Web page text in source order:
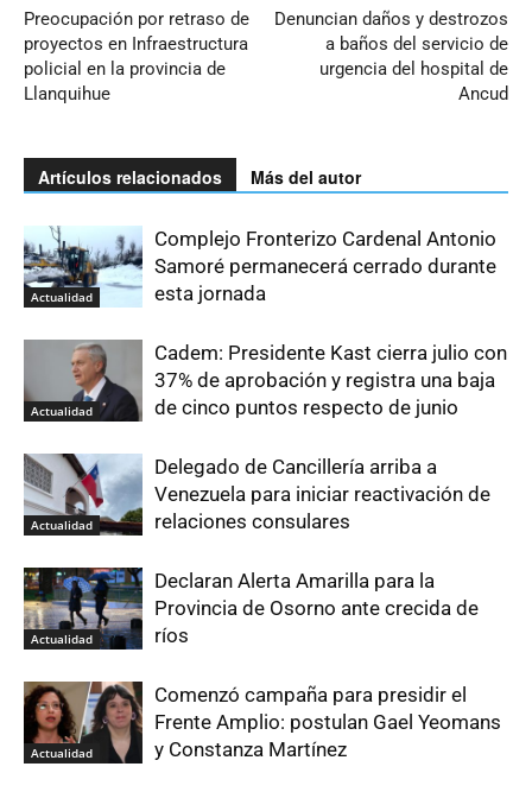
Preocupación por retraso de
proyectos en Infraestructura
policial en la provincia de
Llanquihue
Denuncian daños y destrozos
a baños del servicio de
urgencia del hospital de
Ancud
Artículos relacionados Más del autor
Actualidad
Complejo Fronterizo Cardenal Antonio
Samoré permanecerá cerrado durante
esta jornada
Actualidad
Cadem: Presidente Kast cierra julio con
37% de aprobación y registra una baja
de cinco puntos respecto de junio
Actualidad
Delegado de Cancillería arriba a
Venezuela para iniciar reactivación de
relaciones consulares
Actualidad
Declaran Alerta Amarilla para la
Provincia de Osorno ante crecida de
ríos
Actualidad
Comenzó campaña para presidir el
Frente Amplio: postulan Gael Yeomans
y Constanza Martínez